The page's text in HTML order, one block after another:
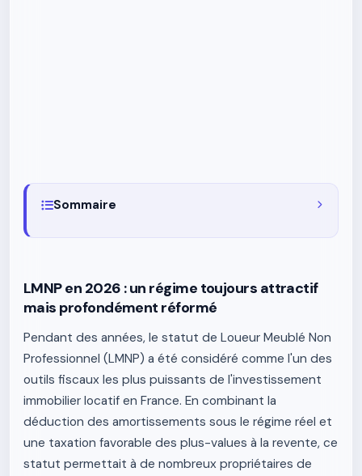
Sommaire
LMNP en 2026 : un régime toujours attractif
mais profondément réformé
Pendant des années, le statut de Loueur Meublé Non
Professionnel (LMNP) a été considéré comme l'un des
outils fiscaux les plus puissants de l'investissement
immobilier locatif en France. En combinant la
déduction des amortissements sous le régime réel et
une taxation favorable des plus-values à la revente, ce
statut permettait à de nombreux propriétaires de